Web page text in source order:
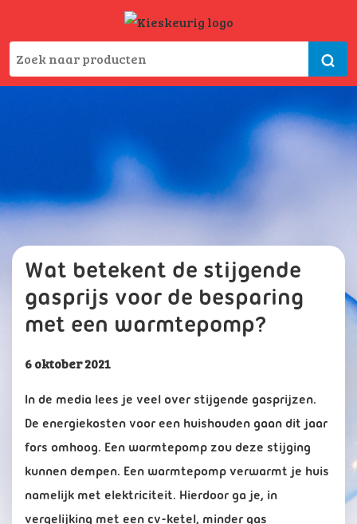
Wat betekent de stijgende
gasprijs voor de besparing
met een warmtepomp?
6 oktober 2021
In de media lees je veel over stijgende gasprijzen.
De energiekosten voor een huishouden gaan dit jaar
fors omhoog. Een warmtepomp zou deze stijging
kunnen dempen. Een warmtepomp verwarmt je huis
namelijk met elektriciteit. Hierdoor ga je, in
vergelijking met een cv-ketel, minder gas